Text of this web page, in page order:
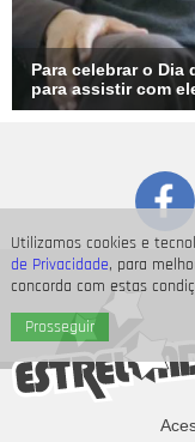
Utilizamos cookies e
de Privacidade, para
concorda com estas
Prosseguir
Para celebrar o Dia
para assistir com